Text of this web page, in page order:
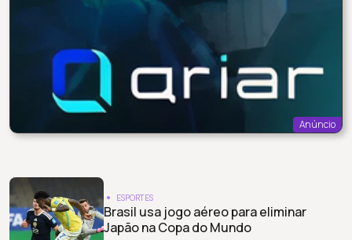
Anúncio
ESPORTES
Brasil usa jogo aéreo para eliminar
Japão na Copa do Mundo